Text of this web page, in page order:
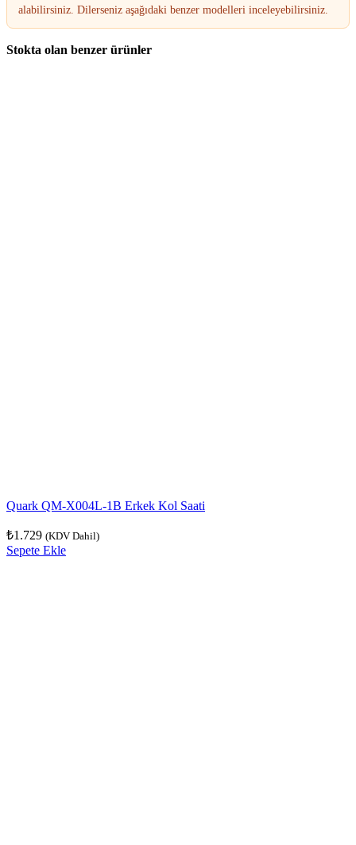
alabilirsiniz. Dilerseniz aşağıdaki benzer modelleri inceleyebilirsiniz.
Stokta olan benzer ürünler
Quark QM-X004L-1B Erkek Kol Saati
₺1.729 (KDV Dahil)
Sepete Ekle